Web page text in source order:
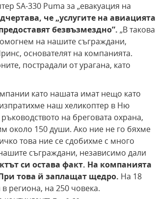
SA-330 Puma за „евакуация на
че „услугите на авиацията
безвъзмездно”. „В такова
на нашите съграждани,
основателят на компанията.
пострадали от урагана, като
като нашата имат нещо като
наш хеликоптер в Ню
на бреговата охрана,
около 150 души. Ако ние не го бяхме
това ние се сдобихме с много
съграждани, независимо дали
си остава факт. На компанията
това й заплащат щедро. На 18
региона, на 250 човека.